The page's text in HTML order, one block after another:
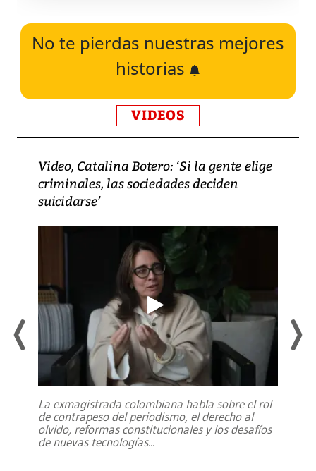
No te pierdas nuestras mejores
historias
VIDEOS
Video, Catalina Botero: ‘Si la gente elige
criminales, las sociedades deciden
suicidarse’
La exmagistrada colombiana habla sobre el rol
de contrapeso del periodismo, el derecho al
olvido, reformas constitucionales y los desafíos
de nuevas tecnologías...